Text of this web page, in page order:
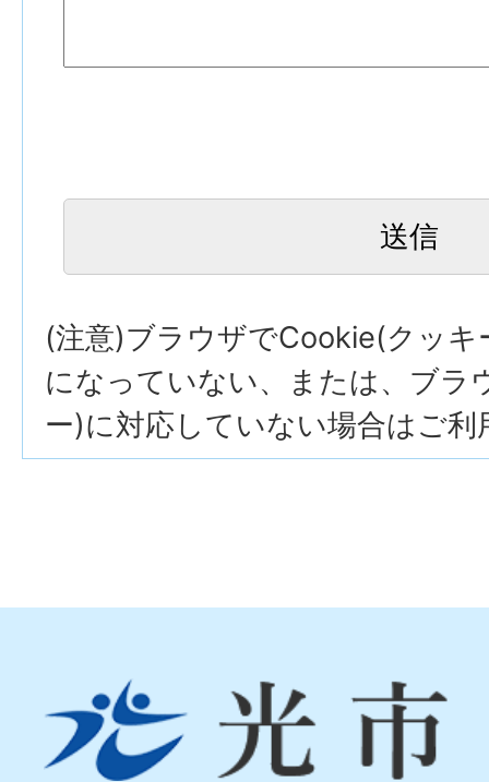
(注意)ブラウザでCookie(クッキ
になっていない、または、ブラ
ー)に対応していない場合はご利
市